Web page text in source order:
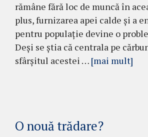
rămâne fără loc de muncă în
plus, furnizarea apei calde și a
pentru populație devine o
Deși se știa că centrala pe
sfârșitul acestei … [mai mult]
O nouă trădare?